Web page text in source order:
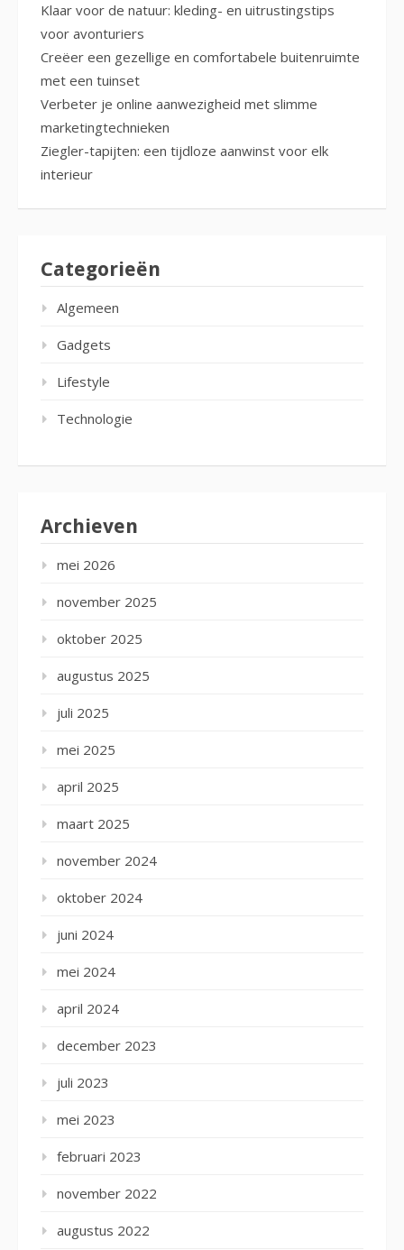
Klaar voor de natuur: kleding- en uitrustingstips
voor avonturiers
Creëer een gezellige en comfortabele buitenruimte
met een tuinset
Verbeter je online aanwezigheid met slimme
marketingtechnieken
Ziegler-tapijten: een tijdloze aanwinst voor elk
interieur
Categorieën
Algemeen
Gadgets
Lifestyle
Technologie
Archieven
mei 2026
november 2025
oktober 2025
augustus 2025
juli 2025
mei 2025
april 2025
maart 2025
november 2024
oktober 2024
juni 2024
mei 2024
april 2024
december 2023
juli 2023
mei 2023
februari 2023
november 2022
augustus 2022